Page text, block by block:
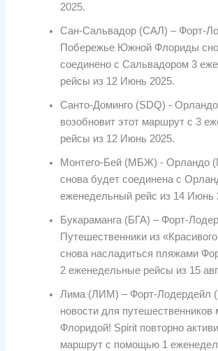
2025.
Сан-Сальвадор (САЛ) – Форт-
Побережье Южной Флориды
соединено с Сальвадором 3
рейсы из 12 Июнь 2025.
Санто-Доминго (SDQ) -
возобновит этот маршрут с 3
рейсы из 12 Июнь 2025.
Монтего-Бей (МБЖ) - Орландо
снова будет соединена с
еженедельный рейс из 14 Июнь
Букараманга (БГА) – Форт-
Путешественники из
снова насладиться пляжами
2 еженедельные рейсы из 15
Лима (ЛИМ) – Форт-Лодердейл
новости для
Флоридой! Spirit повторно
маршрут с помощью 1